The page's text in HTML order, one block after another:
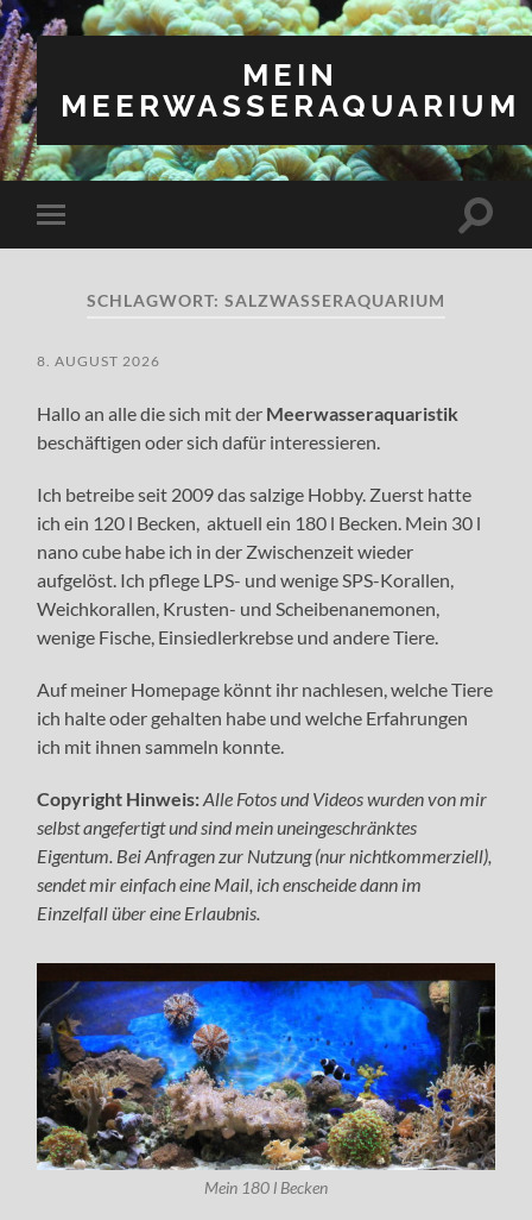
MEIN
MEERWASSERAQUARIUM
Mobile-
Menü
SCHLAGWORT: SALZWASSERAQUARIUM
8. AUGUST 2026
Hallo an alle die sich mit der Meerwasseraquaristik
beschäftigen oder sich dafür interessieren.
Ich betreibe seit 2009 das salzige Hobby. Zuerst hatte
ich ein 120 l Becken, aktuell ein 180 l Becken. Mein 30 l
nano cube habe ich in der Zwischenzeit wieder
aufgelöst. Ich pflege LPS- und wenige SPS-Korallen,
Weichkorallen, Krusten- und Scheibenanemonen,
wenige Fische, Einsiedlerkrebse und andere Tiere.
Auf meiner Homepage könnt ihr nachlesen, welche Tiere
ich halte oder gehalten habe und welche Erfahrungen
ich mit ihnen sammeln konnte.
Copyright Hinweis:Alle Fotos und Videos wurden von mir
selbst angefertigt und sind mein uneingeschränktes
Eigentum. Bei Anfragen zur Nutzung (nur nichtkommerziell),
sendet mir einfach eine Mail, ich enscheide dann im
Einzelfall über eine Erlaubnis.
Mein 180 l Becken